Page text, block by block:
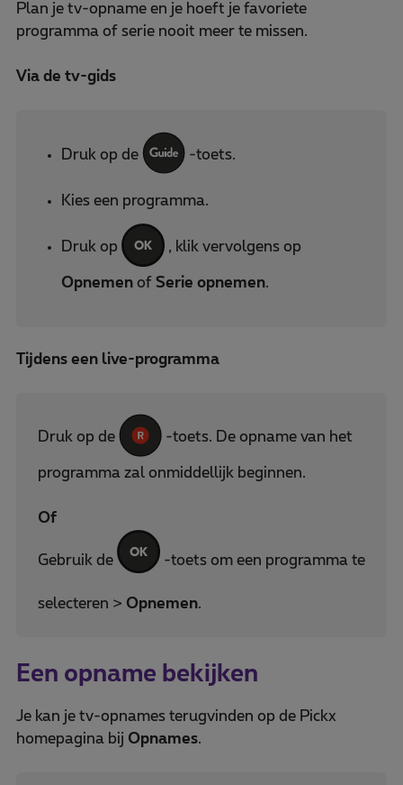
Plan je tv-opname en je hoeft je favoriete
programma of serie nooit meer te missen.
Via de tv-gids
Druk op de -toets.
Kies een programma.
Druk op , klik vervolgens op
Opnemen ofSerie opnemen.
Tijdens een live-programma
Druk op de -toets. De opname van het
programma zal onmiddellijk beginnen.
Of
Gebruik de -toets om een programma te
selecteren > Opnemen.
Een opname bekijken
Je kan je tv-opnames terugvinden op de Pickx
homepagina bij Opnames.